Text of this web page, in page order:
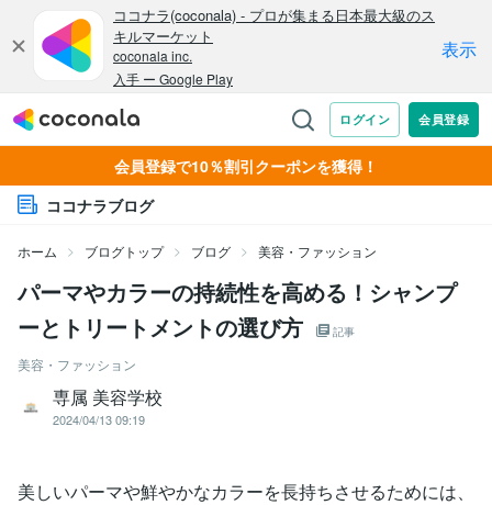
会員登録で10％割引クーポンを獲得！
ココナラブログ
ホーム ブログトップ ブログ 美容・ファッション
パーマやカラーの持続性を高める！シャンプ
ーとトリートメントの選び方
記事
美容・ファッション
専属 美容学校
2024/04/13 09:19
美しいパーマや鮮やかなカラーを長持ちさせるためには、